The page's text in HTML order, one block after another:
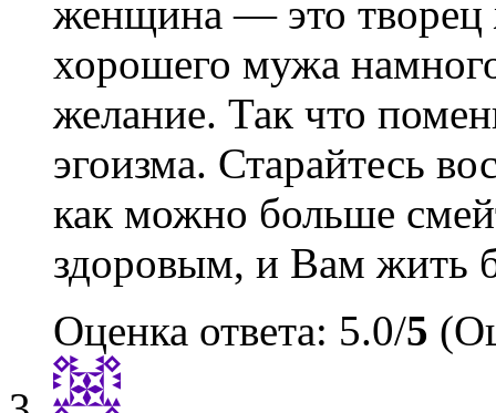
женщина — это творец
хорошего мужа
желание. Так что
эгоизма. Старайтесь
как можно больше
здоровым, и Вам жить
Оценка ответа: 5.0/5